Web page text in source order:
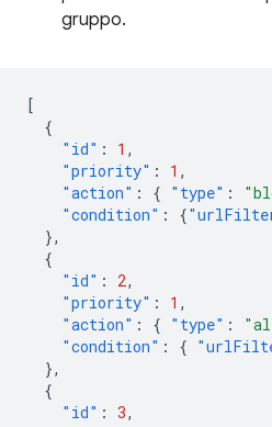
gruppo.
[
{
"id" : 1 ,
"priority" : 1 ,
"action" : { "type" :
"condition" : {
},
{
"id" : 2,
"priority" : 1 ,
"action" : { "type" :
"condition" : {
},
{
"id" : 3,